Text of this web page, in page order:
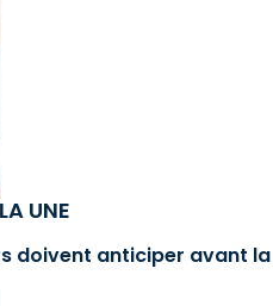
UNE
doivent anticiper avant